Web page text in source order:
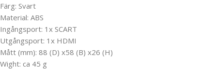
Färg: Svart
Material: ABS
Ingångsport: 1x SCART
Utgångsport: 1x HDMI
Mått (mm): 88 (D) x58 (B) x26 (H)
Wight: ca 45 g